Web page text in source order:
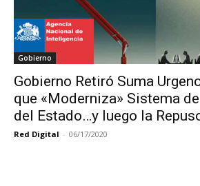
Gobierno
Gobierno Retiró Suma
que «Moderniza» Sistema
del Estado…y luego la
Red Digital - 06/17/2020